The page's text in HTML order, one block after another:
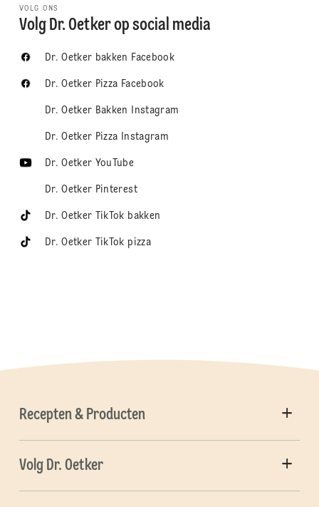
VOLG ONS
Volg Dr. Oetker op social media
Dr. Oetker bakken Facebook
Dr. Oetker Pizza Facebook
Dr. Oetker Bakken Instagram
Dr. Oetker Pizza Instagram
Dr. Oetker YouTube
Dr. Oetker Pinterest
Dr. Oetker TikTok bakken
Dr. Oetker TikTok pizza
Recepten & Producten
Volg Dr. Oetker